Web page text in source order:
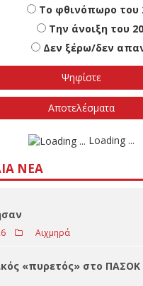
ότι θα γίνουν οι
Το φθινόπωρο του
Την άνοιξη του
Δεν ξέρω/δεν
ΝΈΑ